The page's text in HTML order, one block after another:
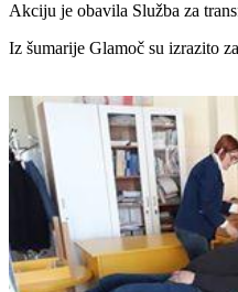
Akciju je obavila Služba za
Iz šumarije Glamoč su izrazito